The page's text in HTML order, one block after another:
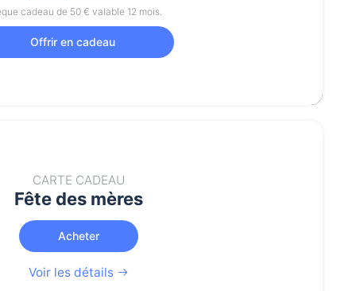
cadeau de 50 € valable 12 mois.
Offrir en cadeau
CARTE CADEAU
Fête des mères
Acheter
Voir les détails